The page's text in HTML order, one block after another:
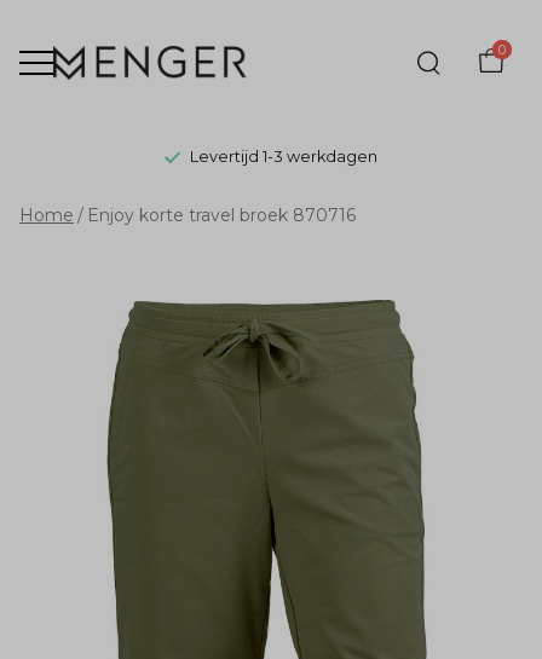
0
Levertijd 1-3 werkdagen
Enjoy
travel
broek
870716
Menger
Mode
Home Enjoy korte travel broek 870716